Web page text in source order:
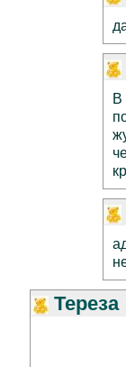
В
Тереза